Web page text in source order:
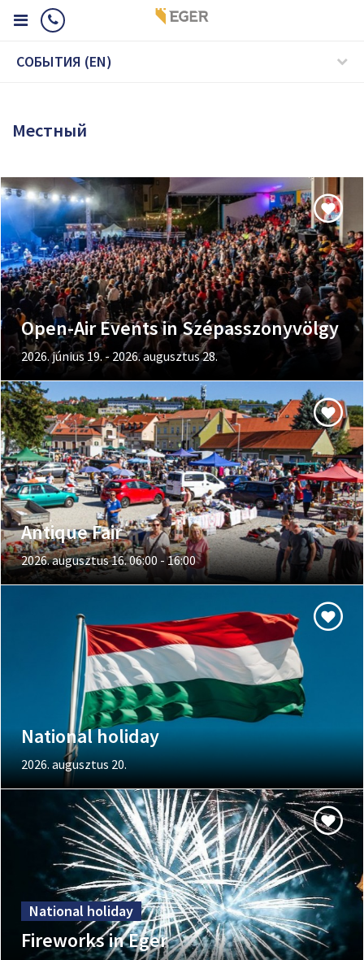
CОБЫТИЯ (EN)
Mестный
Open-Air Events in Szépasszonyvölgy
2026. június 19. - 2026. augusztus 28.
Antique Fair
2026. augusztus 16. 06:00 - 16:00
National holiday
2026. augusztus 20.
National holiday
Fireworks in Eger